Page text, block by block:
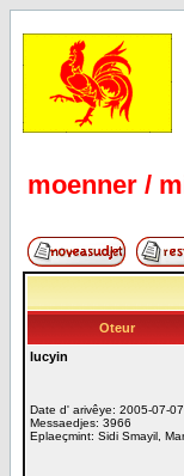
moenner /
Oteur
lucyin
Date d' arivêye: 2005-07-07
Messaedjes: 3966
Eplaeçmint: Sidi Smayil,